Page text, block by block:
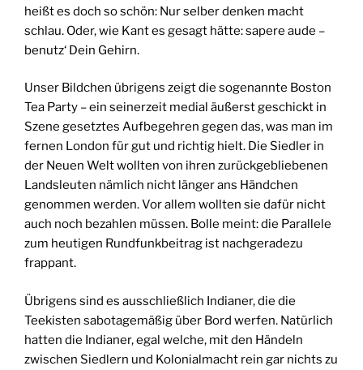
heißt es doch so schön: Nur selber denken macht
schlau. Oder, wie Kant es gesagt hätte: sapere aude –
benutz‘ Dein Gehirn.
Unser Bildchen übrigens zeigt die sogenannte Boston
Tea Party – ein seinerzeit medial äußerst geschickt in
Szene gesetztes Aufbegehren gegen das, was man im
fernen London für gut und richtig hielt. Die Siedler in
der Neuen Welt wollten von ihren zurückgebliebenen
Landsleuten nämlich nicht länger ans Händchen
genommen werden. Vor allem wollten sie dafür nicht
auch noch bezahlen müssen. Bolle meint: die Parallele
zum heutigen Rundfunkbeitrag ist nachgeradezu
frappant.
Übrigens sind es ausschließlich Indianer, die die
Teekisten sabotagemäßig über Bord werfen. Natürlich
hatten die Indianer, egal welche, mit den Händeln
zwischen Siedlern und Kolonialmacht rein gar nichts zu